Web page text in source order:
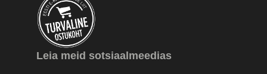
Leia meid sotsiaalmeedias